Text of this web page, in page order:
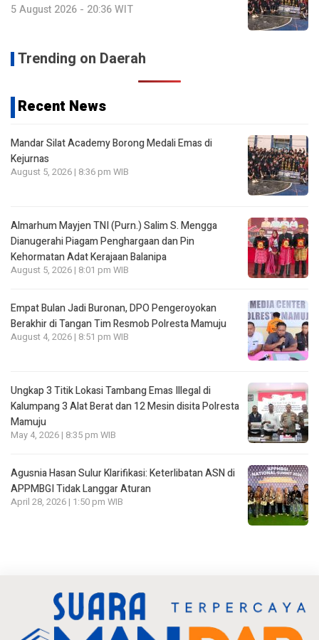
5 August 2026 - 20:36 WIT
Trending on Daerah
Recent News
Mandar Silat Academy Borong Medali Emas di
Kejurnas
August 5, 2026 | 8:36 pm WIB
Almarhum Mayjen TNI (Purn.) Salim S. Mengga
Dianugerahi Piagam Penghargaan dan Pin
Kehormatan Adat Kerajaan Balanipa
August 5, 2026 | 8:01 pm WIB
Empat Bulan Jadi Buronan, DPO Pengeroyokan
Berakhir di Tangan Tim Resmob Polresta Mamuju
August 4, 2026 | 8:51 pm WIB
Ungkap 3 Titik Lokasi Tambang Emas Illegal di
Kalumpang 3 Alat Berat dan 12 Mesin disita Polresta
Mamuju
May 4, 2026 | 8:35 pm WIB
Agusnia Hasan Sulur Klarifikasi: Keterlibatan ASN di
APPMBGI Tidak Langgar Aturan
April 28, 2026 | 1:50 pm WIB